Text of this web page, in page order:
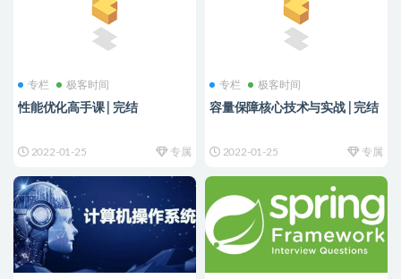
专栏 极客时间
性能优化高手课 | 完结
2022-01-25 专属
专栏 极客时间
容量保障核心技术与实战 | 完结
2022-01-25 专属